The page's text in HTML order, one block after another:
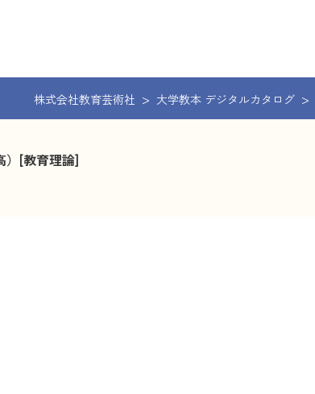
株式会社教育芸術社 大学教本 デジタルカタログ
）[教育理論]